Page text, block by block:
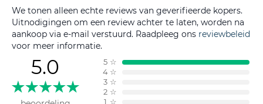
We tonen alleen echte reviews van geverifieerde kopers.
Uitnodigingen om een review achter te laten, worden na
aankoop via e-mail verstuurd. Raadpleeg ons reviewbeleid
voor meer informatie.
5.0 5 ☆
4 ☆
3 ☆
2 ☆
1 ☆